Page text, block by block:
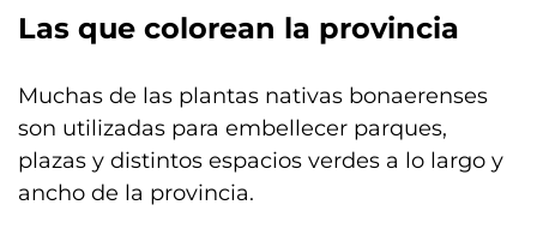
Las que colorean la provincia
Muchas de las plantas nativas bonaerenses
son utilizadas para embellecer parques,
plazas y distintos espacios verdes a lo largo y
ancho de la provincia.